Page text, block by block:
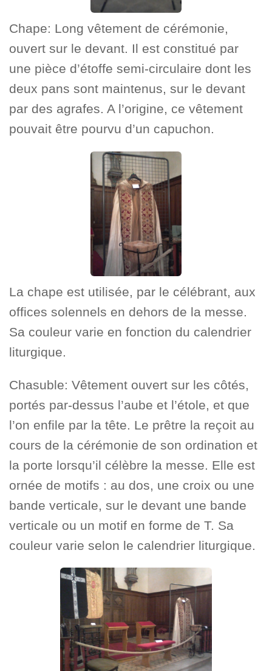
Chape: Long vêtement de cérémonie,
ouvert sur le devant. Il est constitué par
une pièce d’étoffe semi-circulaire dont les
deux pans sont maintenus, sur le devant
par des agrafes. A l’origine, ce vêtement
pouvait être pourvu d’un capuchon.
La chape est utilisée, par le célébrant, aux
offices solennels en dehors de la messe.
Sa couleur varie en fonction du calendrier
liturgique.
Chasuble: Vêtement ouvert sur les côtés,
portés par-dessus l’aube et l’étole, et que
l’on enfile par la tête. Le prêtre la reçoit au
cours de la cérémonie de son ordination et
la porte lorsqu’il célèbre la messe. Elle est
ornée de motifs : au dos, une croix ou une
bande verticale, sur le devant une bande
verticale ou un motif en forme de T. Sa
couleur varie selon le calendrier liturgique.